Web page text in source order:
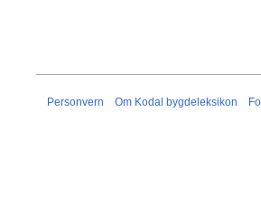
Personvern Om Kodal bygdeleksikon